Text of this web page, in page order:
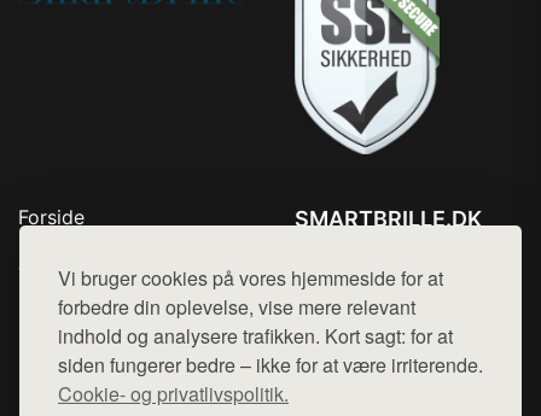
Vi bruger cookies på vores hjemmeside for at
forbedre din oplevelse, vise mere relevant
indhold og analysere trafikken. Kort sagt: for at
siden fungerer bedre – ikke for at være irriterende.
Cookie- og privatlivspolitik.
Forside
Top Rabatter
Blog
Kontakt
SMARTBRILLE.DK
Mail: hej@want.dk
Cookie- og privatlivspolitik